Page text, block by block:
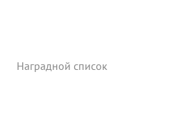
Наградной список